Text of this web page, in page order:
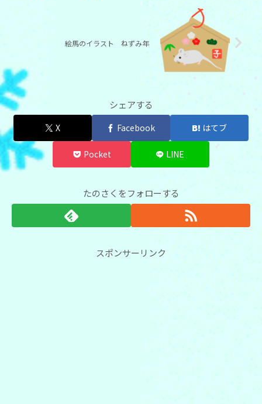
絵馬のイラスト ねずみ年
シェアする
X Facebook はてブ
Pocket LINE
たのさくをフォローする
スポンサーリンク